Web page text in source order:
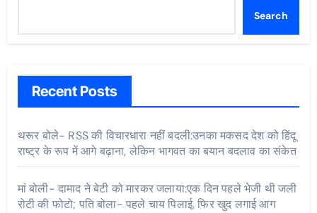
Search
Recent Posts
थरूर बोले- RSS की विचारधारा नहीं बदली:उनका मकसद देश को हिंदू
राष्ट्र के रूप में आगे बढ़ाना, लेकिन भागवत का बयान बदलाव का संकेत
मां बोली- दामाद ने बेटी को मारकर जलाया:एक दिन पहले भेजी थी जली
रोटी की फोटो; पति बोला- पहले चाय पिलाई, फिर खुद लगाई आग